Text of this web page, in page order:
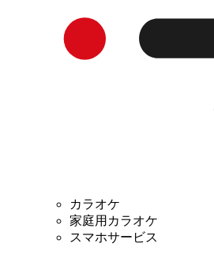
カラオケ
家庭用カラオケ
スマホサービス